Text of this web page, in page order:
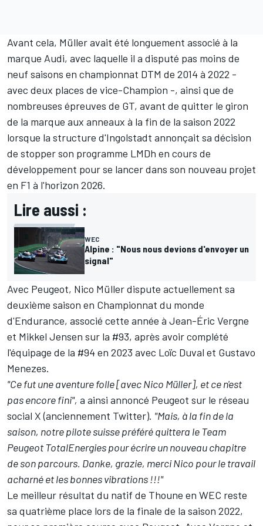
Avant cela, Müller avait été longuement associé à la
marque Audi, avec laquelle il a disputé pas moins de
neuf saisons en championnat DTM de 2014 à 2022 -
avec deux places de vice-Champion -, ainsi que de
nombreuses épreuves de GT, avant de quitter le giron
de la marque aux anneaux à la fin de la saison 2022
lorsque la structure d'Ingolstadt annonçait sa décision
de stopper son programme LMDh en cours de
développement pour se lancer dans son nouveau projet
en F1 à l'horizon 2026.
Lire aussi :
WEC
Alpine : "Nous nous devions d'envoyer un
signal"
Avec Peugeot, Nico Müller dispute actuellement sa
deuxième saison en Championnat du monde
d'Endurance, associé cette année à Jean-Éric Vergne
et Mikkel Jensen sur la #93, après avoir complété
l'équipage de la #94 en 2023 avec Loïc Duval et Gustavo
Menezes.
"Ce fut une aventure folle [avec Nico Müller], et ce n'est
pas encore fini", a ainsi annoncé Peugeot sur le réseau
social X (anciennement Twitter). "Mais, à la fin de la
saison, notre pilote suisse préféré quittera le Team
Peugeot TotalEnergies pour écrire un nouveau chapitre
de son parcours. Danke, grazie, merci Nico pour le travail
acharné et les bonnes vibrations !!!"
Le meilleur résultat du natif de Thoune en WEC reste
sa quatrième place lors de la finale de la saison 2022,